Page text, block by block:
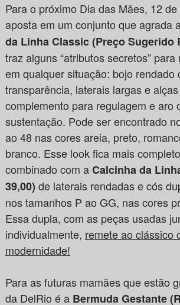
Para o próximo Dia das Mães, 12
aposta em um conjunto que agrada
da Linha Classic (Preço Sugerido
traz alguns “atributos secretos”
em qualquer situação: bojo rendado
transparência, laterais largas e
complemento para regulagem e aro
sustentação. Pode ser encontrado
ao 48 nas cores areia, preto,
branco. Esse look fica mais
combinado com aCalcinha da
39,00) de laterais rendadas e cós
nos tamanhos P ao GG, nas cores
Essa dupla, com as peças usadas
individualmente, remete ao clássico
modernidade!
Para as futuras mamães que estão
da DelRio é a Bermuda Gestante